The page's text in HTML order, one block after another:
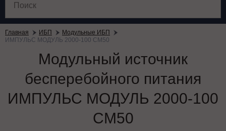
Главная ИБП
Модульные ИБП
ИМПУЛЬС МОДУЛЬ 2000-100 СМ50
Модульный источник
бесперебойного питания
ИМПУЛЬС МОДУЛЬ 2000-100
СМ50